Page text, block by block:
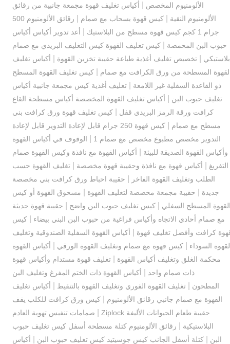
الألومنيوم المخصص
أكياس تغليف قهوة مجمعة جانبية من رقائق
الألومنيوم النقية |كيس قهوة بسحاب مع صمام
رقائق الألومنيوم 500
جرام 1 كجم كيس قهوة مسطح من البلاستيك
أعد تدوير أكياس أكياس
حبوب البن المحمصة |كيس تغليف القهوة كيس التغليف البريدي مع صمام
بلاستيكي |تخصيص تغليف أغذية طباعة حقيبة تخزين القهوة
أكياس تغليف
المسطحة من ورق الكرافت مع صمام |كيس تغليف القهوة المسطح
ذو القاعدة السفلية غير اللامعة |تغليف أغذية كيس مجمعة جانبية أكياس
تغليف حبوب البن
أكياس تغليف القهوة المخصصة أكياس مسطحة القاع
كرافت ورقة الرمز البريدي قفل |كيس تغليف قهوة ورق كرافت بني
مسطح مع صمام |
كيس قهوة 250 جرام قابل لإعادة التدوير قابل لإعادة
التدوير مخصص مطبوع مخصص مع صمام 1
الوقوف في أكياس القهوة
وأكياس القهوة الصديقة للبيئة
أكياس القهوة مع نافذة وكيس القهوة صمام
التفريغ
أكياس قهوة مع نافذة وحقيبة قهوة مخصصة |تغليف القهوة حسب
الطلب وتغليف القهوة الفاخر
حقيبة احباط ورق كرافت بني مخصصة
جديدة
حقيبة مجمعة مخصصة لتغليف القهوة
مسحوق القهوة أو كيس
المسطح السفلي |كيس تغليف حبوب البن واضح
حقيبة قهوة حديثة
مع صمام أحادي الاتجاه وأكياس فراغية من حبوب البن البني بيضاء |كيس
كرافت وأفضل تغليف قهوة
أكياس القهوة السفلية الصندوقية وتغليف
السوداء |كيس قهوة مع صمام وتغليف القهوة الورقي
أكياس القهوة
محكمة الغلق وتغليف أكياس القهوة |تغليف قهوة مستدام وأكياس قهوة
ذات صمام واحد
أكياس القهوة ذات الختم المفرغ وتغليف البن
المطحون |تغليف القهوة الفوري وتغليف القهوة بالتنقيط
أكياس تغليف
القهوة مع صمام جانبي رقائق الألومنيوم |كيس ورق كرافت للكلب يقف
حقيبة طعام الحيوانات الأليفة Ziplock
صمامات تنفيس تهوية العادم
البلاستيكية
رقائق الألومنيوم كتلة مسطحة أسفل كيس تغليف حبوب
البن |كتلة أسفل الجانب كيس جوسيتيد كيس تغليف حبوب البن
أكياس